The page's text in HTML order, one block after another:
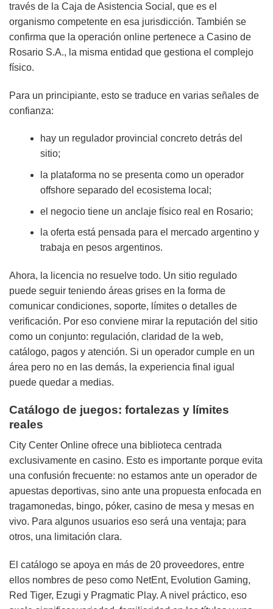
través de la Caja de Asistencia Social, que es el
organismo competente en esa jurisdicción. También se
confirma que la operación online pertenece a Casino de
Rosario S.A., la misma entidad que gestiona el complejo
físico.
Para un principiante, esto se traduce en varias señales de
confianza:
hay un regulador provincial concreto detrás del
sitio;
la plataforma no se presenta como un operador
offshore separado del ecosistema local;
el negocio tiene un anclaje físico real en Rosario;
la oferta está pensada para el mercado argentino y
trabaja en pesos argentinos.
Ahora, la licencia no resuelve todo. Un sitio regulado
puede seguir teniendo áreas grises en la forma de
comunicar condiciones, soporte, límites o detalles de
verificación. Por eso conviene mirar la reputación del sitio
como un conjunto: regulación, claridad de la web,
catálogo, pagos y atención. Si un operador cumple en un
área pero no en las demás, la experiencia final igual
puede quedar a medias.
Catálogo de juegos: fortalezas y límites
reales
City Center Online ofrece una biblioteca centrada
exclusivamente en casino. Esto es importante porque evita
una confusión frecuente: no estamos ante un operador de
apuestas deportivas, sino ante una propuesta enfocada en
tragamonedas, bingo, póker, casino de mesa y mesas en
vivo. Para algunos usuarios eso será una ventaja; para
otros, una limitación clara.
El catálogo se apoya en más de 20 proveedores, entre
ellos nombres de peso como NetEnt, Evolution Gaming,
Red Tiger, Ezugi y Pragmatic Play. A nivel práctico, eso